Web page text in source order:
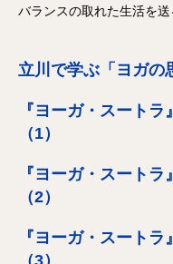
バランスの取れた生活を送
立川で学ぶ「ヨガの
『ヨーガ・スート
（1）
『ヨーガ・スート
（2）
『ヨーガ・スート
（3）